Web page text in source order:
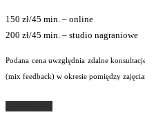
150 zł/45 min. – online
200 zł/45 min. – studio nagraniowe
Podana cena uwzględnia zdalne
(mix feedback) w okresie pomiędzy